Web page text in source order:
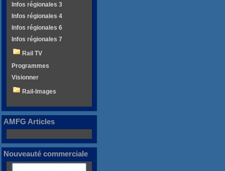
Infos régionales 3
Infos régionales 4
Infos régionales 6
Infos régionales 7
Rail TV
Programmes
Visionner
Rail-Images
AMFG Articles
Nouveauté commerciale